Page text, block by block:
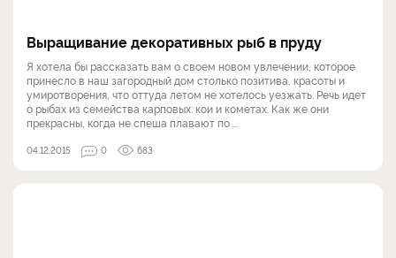
Выращивание декоративных рыб в пруду
Я хотела бы рассказать вам о своем новом увлечении, которое
принесло в наш загородный дом столько позитива, красоты и
умиротворения, что оттуда летом не хотелось уезжать. Речь идет
о рыбах из семейства карповых: кои и кометах. Как же они
прекрасны, когда не спеша плавают по ...
04.12.2015 0 683